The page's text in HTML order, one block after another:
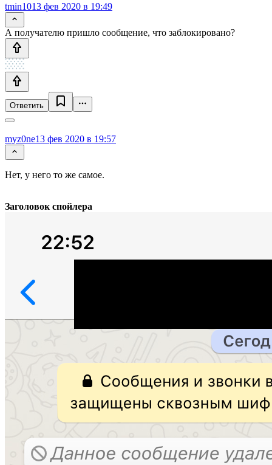
tmin1013 фев 2020 в 19:49
А получателю пришло сообщение, что заблокировано?
Ответить
myz0ne13 фев 2020 в 19:57
Нет, у него то же самое.
Заголовок спойлера